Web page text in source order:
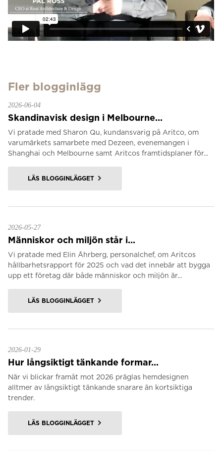
Fler blogginlägg
2026-06-04
Skandinavisk design i Melbourne...
Vi pratade med Sharon Qu, kundansvarig på Aritco, om
varumärkets samarbete med Dezeen, evenemangen i
Shanghai och Melbourne samt Aritcos framtidsplaner för...
LÄS BLOGGINLÄGGET
2026-05-27
Människor och miljön står i...
Vi pratade med Elin Åhrberg, personalchef, om Aritcos
hållbarhetsrapport för 2025 och vad det innebär att bygga
upp ett företag där både människor och miljön är...
LÄS BLOGGINLÄGGET
2026-01-29
Hur långsiktigt tänkande formar...
När vi blickar framåt mot 2026 präglas hemdesignen
alltmer av långsiktigt tänkande snarare än kortsiktiga
trender.
LÄS BLOGGINLÄGGET